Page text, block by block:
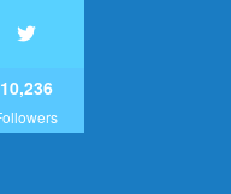
10,236